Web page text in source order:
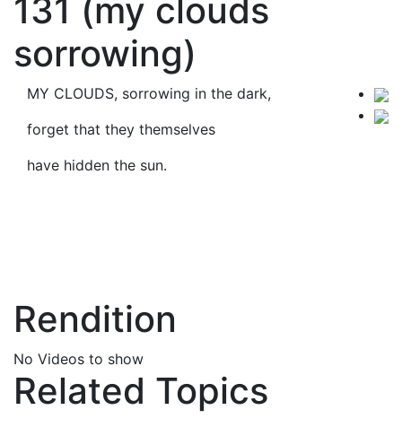
131 (my clouds
sorrowing)
MY CLOUDS, sorrowing in the dark,
forget that they themselves
have hidden the sun.
Rendition
No Videos to show
Related Topics